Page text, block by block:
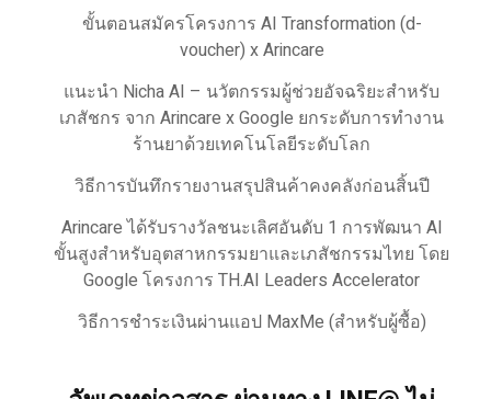
ขั้นตอนสมัครโครงการ AI Transformation (d-
voucher) x Arincare
แนะนำ Nicha AI – นวัตกรรมผู้ช่วยอัจฉริยะสำหรับ
เภสัชกร จาก Arincare x Google ยกระดับการทำงาน
ร้านยาด้วยเทคโนโลยีระดับโลก
วิธีการบันทึกรายงานสรุปสินค้าคงคลังก่อนสิ้นปี
Arincare ได้รับรางวัลชนะเลิศอันดับ 1 การพัฒนา AI
ขั้นสูงสำหรับอุตสาหกรรมยาและเภสัชกรรมไทย โดย
Google โครงการ TH.AI Leaders Accelerator
วิธีการชำระเงินผ่านแอป MaxMe (สำหรับผู้ซื้อ)